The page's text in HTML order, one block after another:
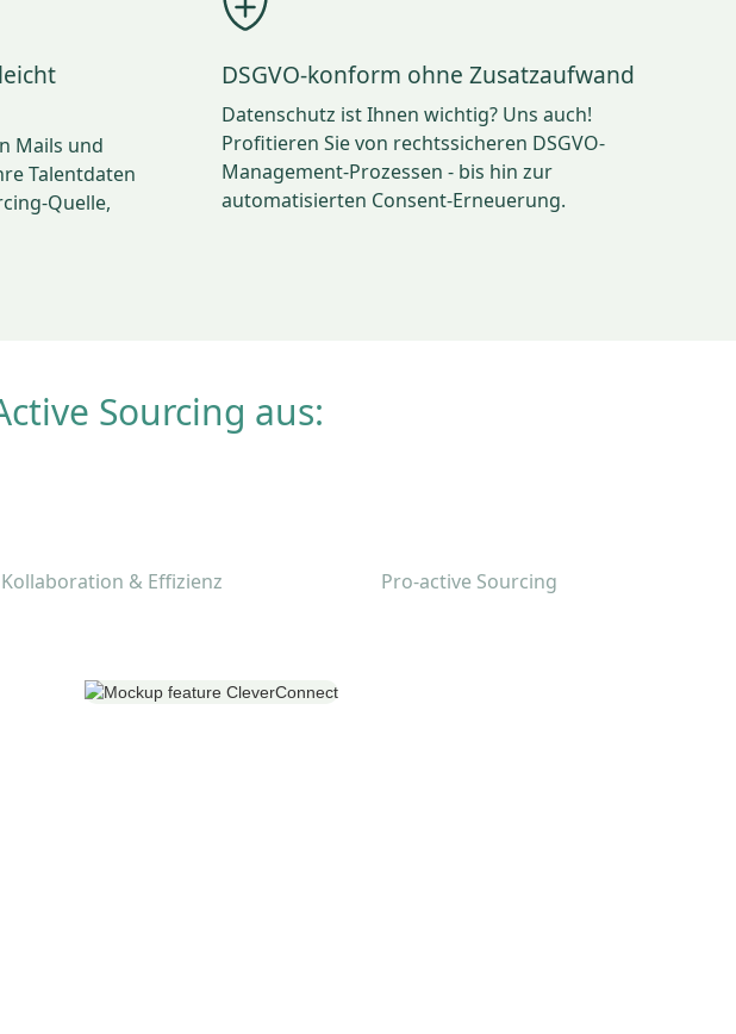
Mails und
Talentdaten
Quelle,
DSGVO-konform ohne Zusatzaufwand
Datenschutz ist Ihnen wichtig? Uns auch!
Profitieren Sie von rechtssicheren DSGVO-
Management-Prozessen - bis hin zur
automatisierten Consent-Erneuerung.
Sourcing aus:
Kollaboration & Effizienz Pro-active Sourcing